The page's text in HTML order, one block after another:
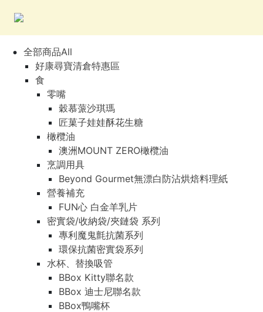
全部商品All
好康尋寶清倉特惠區
食
零嘴
穀慕蒎沙琪瑪
匠菓子娃娃酥花生糖
橄欖油
澳洲MOUNT ZERO橄欖油
烹調用具
Beyond Gourmet無漂白防沾烘焙料理紙
營養補充
FUN心 白金羊乳片
密實袋/收納袋/夾鏈袋 系列
專利魔鬼氈抗菌系列
環保抗菌密實袋系列
水杯、替換吸管
BBox Kitty聯名款
BBox 迪士尼聯名款
BBox鴨嘴杯